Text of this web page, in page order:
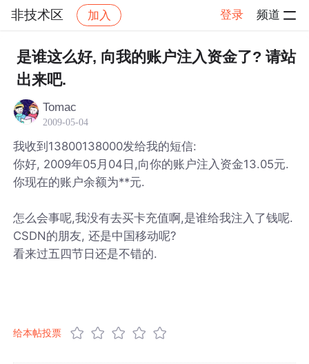
非技术区 加入 登录 频道
社区 非技术区 帖子详情
是谁这么好, 向我的账户注入资金了? 请站
出来吧.
Tomac
2009-05-04
我收到13800138000发给我的短信:
你好, 2009年05月04日,向你的账户注入资金13.05元.
你现在的账户余额为**元.
怎么会事呢,我没有去买卡充值啊,是谁给我注入了钱呢.
CSDN的朋友, 还是中国移动呢?
看来过五四节日还是不错的.
给本帖投票